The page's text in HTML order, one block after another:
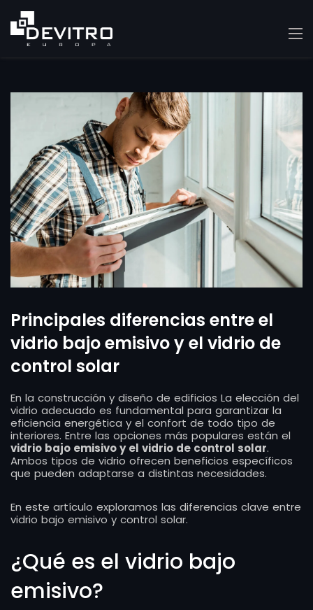
Principales diferencias entre el
vidrio bajo emisivo y el vidrio de
control solar
En la construcción y diseño de edificios La elección del
vidrio adecuado es fundamental para garantizar la
eficiencia energética y el confort de todo tipo de
interiores. Entre las opciones más populares están el
vidrio bajo emisivo y el vidrio de control solar.
Ambos tipos de vidrio ofrecen beneficios específicos
que pueden adaptarse a distintas necesidades.
En este artículo exploramos las diferencias clave entre
vidrio bajo emisivo y control solar.
¿Qué es el vidrio bajo
emisivo?